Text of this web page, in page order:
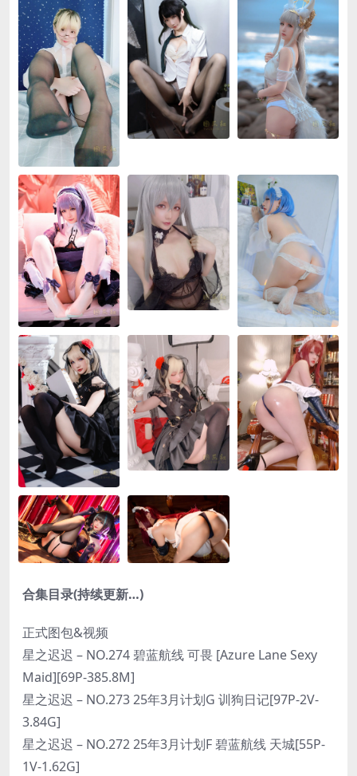
合集目录(持续更新…)
正式图包&视频
星之迟迟 – NO.274 碧蓝航线 可畏 [Azure Lane Sexy
Maid][69P-385.8M]
星之迟迟 – NO.273 25年3月计划G 训狗日记[97P-2V-
3.84G]
星之迟迟 – NO.272 25年3月计划F 碧蓝航线 天城[55P-
1V-1.62G]